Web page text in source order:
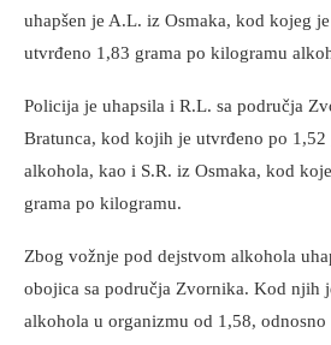
uhapšen je A.L. iz Osmaka, kod kojeg
utvrđeno 1,83 grama po kilogramu
Policija je uhapsila i R.L. sa područja
Bratunca, kod kojih je utvrđeno po
alkohola, kao i S.R. iz Osmaka, kod
grama po kilogramu.
Zbog vožnje pod dejstvom alkohola
obojica sa područja Zvornika. Kod njih
alkohola u organizmu od 1,58, odnosno